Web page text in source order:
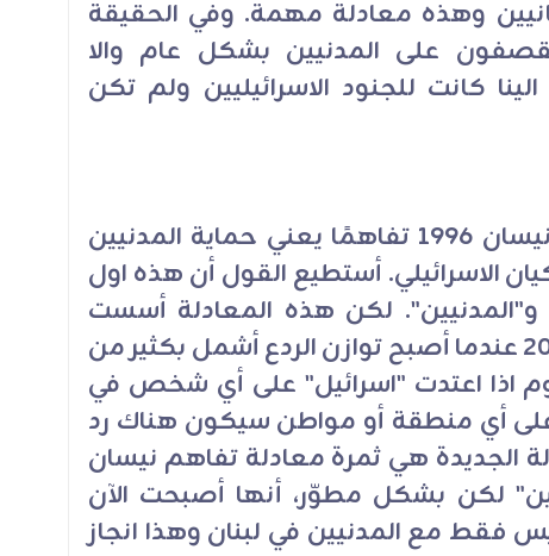
وهذه معادلة مهمة. وفي الحقيقة
على المدنيين بشكل عام والا
كانت للجنود الاسرائيليين ولم تكن
اذًا، ثبّتنا في مواجهة العدوان في نيسان 1996 تفاهمًا يعني حماية المدنيين
الاسرائيلي. أستطيع القول أن هذه اول
و"المدنيين". لكن هذه المعادلة أسست
لمعادلة أخرى حصلت بعد سنة 2006 عندما أصبح توازن الردع أشمل بكثير من
اذا اعتدت "اسرائيل" على أي شخص في
على أي منطقة أو مواطن سيكون هناك رد
الجديدة هي ثمرة معادلة تفاهم نيسان
لكن بشكل مطوّر، أنها أصبحت الآن
فقط مع المدنيين في لبنان وهذا انجاز